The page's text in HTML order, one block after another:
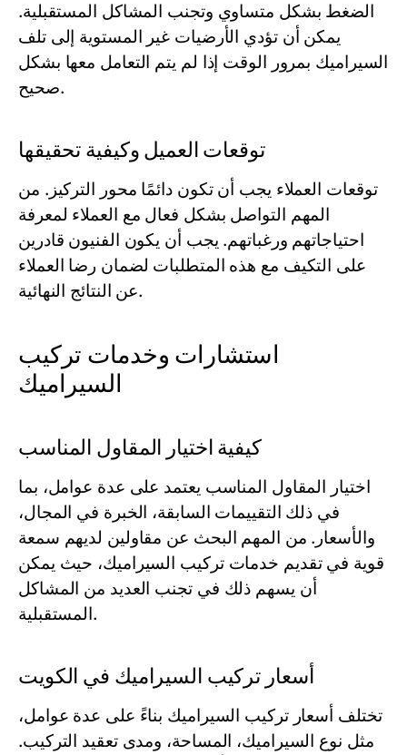
الضغط بشكل متساوي وتجنب المشاكل المستقبلية.
يمكن أن تؤدي الأرضيات غير المستوية إلى تلف
السيراميك بمرور الوقت إذا لم يتم التعامل معها بشكل
صحيح.
توقعات العميل وكيفية تحقيقها
توقعات العملاء يجب أن تكون دائمًا محور التركيز. من
المهم التواصل بشكل فعال مع العملاء لمعرفة
احتياجاتهم ورغباتهم. يجب أن يكون الفنيون قادرين
على التكيف مع هذه المتطلبات لضمان رضا العملاء
عن النتائج النهائية.
استشارات وخدمات تركيب
السيراميك
كيفية اختيار المقاول المناسب
اختيار المقاول المناسب يعتمد على عدة عوامل، بما
في ذلك التقييمات السابقة، الخبرة في المجال،
والأسعار. من المهم البحث عن مقاولين لديهم سمعة
قوية في تقديم خدمات تركيب السيراميك، حيث يمكن
أن يسهم ذلك في تجنب العديد من المشاكل
المستقبلية.
أسعار تركيب السيراميك في الكويت
تختلف أسعار تركيب السيراميك بناءً على عدة عوامل،
مثل نوع السيراميك، المساحة، ومدى تعقيد التركيب.